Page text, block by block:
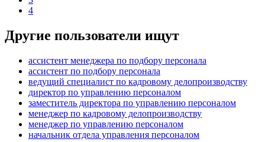
4
Другие пользователи ищут
ассистент менеджера по подбору персонала
ассистент по подбору персонала
ведущий специалист по кадровому делопроизводству
директор по управлению персоналом
заместитель директора по управлению персоналом
менеджер по кадровому делопроизводству
менеджер по управлению персоналом
начальник отдела управления персоналом